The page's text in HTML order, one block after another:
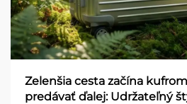
Zelenšia cesta začína
predávať ďalej: Udržateľný